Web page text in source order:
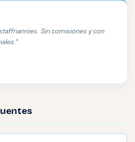
Sin comisiones y con